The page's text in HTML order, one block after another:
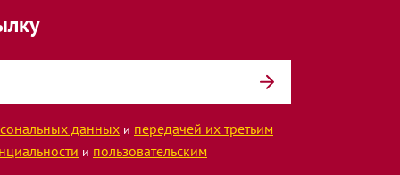
данных и передачей их третьим
и пользовательским